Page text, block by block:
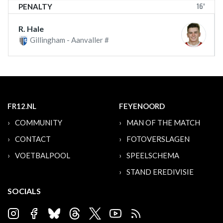
PENALTY 16'
R. Hale
Gillingham - Aanvaller #
FR12.NL
COMMUNITY
CONTACT
VOETBALPOOL
FEYENOORD
MAN OF THE MATCH
FOTOVERSLAGEN
SPEELSCHEMA
STAND EREDIVISIE
SOCIALS